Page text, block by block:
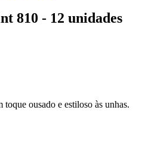
810 - 12 unidades
ousado e estiloso às unhas.